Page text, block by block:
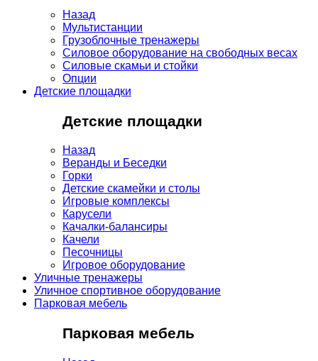
Назад
Мультистанции
Грузоблочные тренажеры
Силовое оборудование на свободных весах
Силовые скамьи и стойки
Опции
Детские площадки
Детские площадки
Назад
Веранды и Беседки
Горки
Детские скамейки и столы
Игровые комплексы
Карусели
Качалки-балансиры
Качели
Песочницы
Игровое оборудование
Уличные тренажеры
Уличное спортивное оборудование
Парковая мебель
Парковая мебель